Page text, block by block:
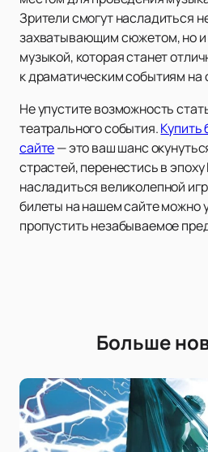
Зрители смогут насладиться
захватывающим сюжетом, но и
музыкой, которая станет
к драматическим событиям на
Не упустите возможность
театрального события.Купить
сайте— это ваш шанс
страстей, перенестись в эпоху
насладиться великолепной
билеты на нашем сайте можно
пропустить незабываемое
Больше